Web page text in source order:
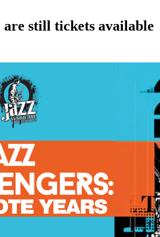
are still tickets available